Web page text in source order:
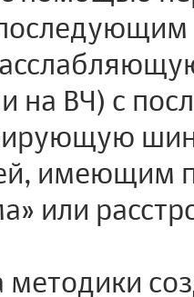
на ВЧ) с
имеющим
или
методики